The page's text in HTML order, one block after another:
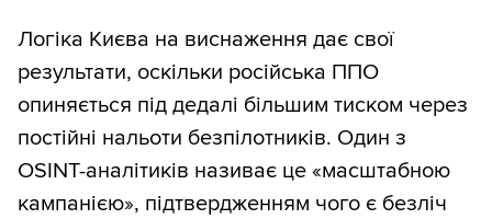
Логіка Києва на виснаження дає свої
результати, оскільки російська ППО
опиняється під дедалі більшим тиском через
постійні нальоти безпілотників. Один з
OSINT-аналітиків називає це «масштабною
кампанією», підтвердженням чого є безліч